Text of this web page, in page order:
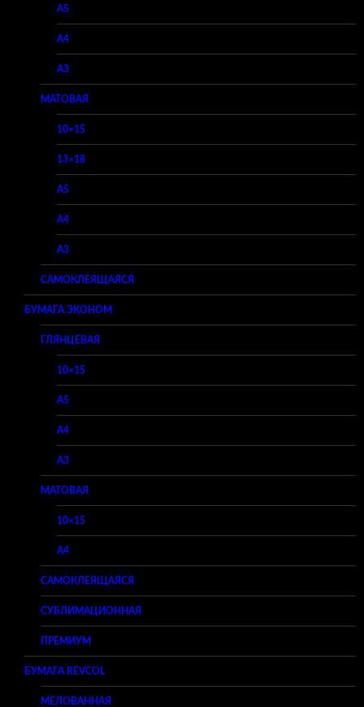
A5
A4
A3
МАТОВАЯ
10×15
13×18
A5
A4
A3
САМОКЛЕЯЩАЯСЯ
БУМАГА ЭКОНОМ
ГЛЯНЦЕВАЯ
10×15
A5
A4
A3
МАТОВАЯ
10×15
A4
САМОКЛЕЯЩАЯСЯ
СУБЛИМАЦИОННАЯ
ПРЕМИУМ
БУМАГА REVCOL
МЕЛОВАННАЯ